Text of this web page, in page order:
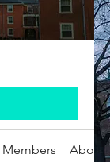
Members About